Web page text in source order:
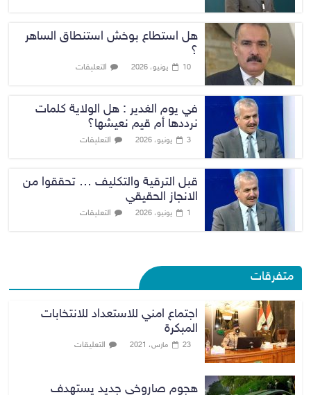
هل استطاع بوخش استنطاق الساهر
؟
10 يونيو، 2026 التعليقات
في يوم الغدير : هل الولاية كلمات
نرددها أم قيم نعيشها؟
3 يونيو، 2026 التعليقات
قبل الترقية والتكليف … تحققوا من
الانجاز الحقيقي
1 يونيو، 2026 التعليقات
متفرقات
اجتماع امني للاستعداد للانتخابات
المبكرة
23 مارس، 2021 التعليقات
هجوم صاروخي جديد يستهدف